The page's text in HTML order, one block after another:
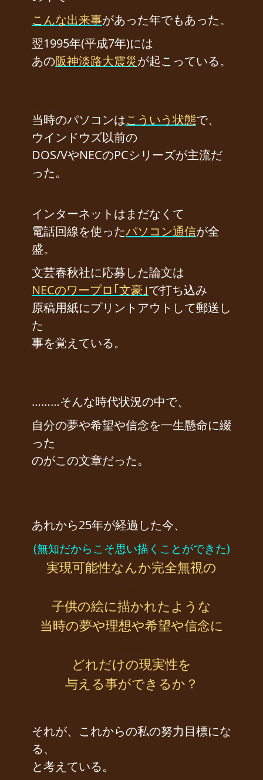
こんな出来事があった年でもあった。
翌1995年(平成7年)には
あの阪神淡路大震災が起こっている。
当時のパソコンはこういう状態で、
ウインドウズ以前の
DOS/VやNECのPCシリーズが主流だ
った。
インターネットはまだなくて
電話回線を使ったパソコン通信が全
盛。
文芸春秋社に応募した論文は
NECのワープロ｢文豪｣で打ち込み
原稿用紙にプリントアウトして郵送し
た
事を覚えている。
………そんな時代状況の中で、
自分の夢や希望や信念を一生懸命に綴
った
のがこの文章だった。
あれから25年が経過した今、
(無知だからこそ思い描くことができた)
実現可能性なんか完全無視の
子供の絵に描かれたような
当時の夢や理想や希望や信念に
どれだけの現実性を
与える事ができるか？
それが、これからの私の努力目標にな
る、
と考えている。